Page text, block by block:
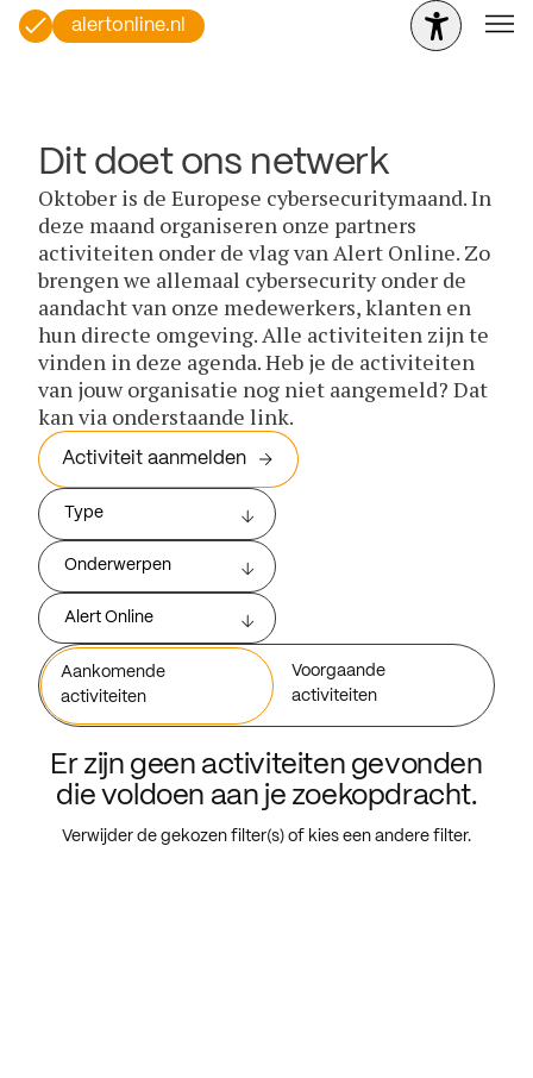
alertonline.nl
Dit doet ons netwerk
Oktober is de Europese cybersecuritymaand. In
deze maand organiseren onze partners
activiteiten onder de vlag van Alert Online. Zo
brengen we allemaal cybersecurity onder de
aandacht van onze medewerkers, klanten en
hun directe omgeving. Alle activiteiten zijn te
vinden in deze agenda. Heb je de activiteiten
van jouw organisatie nog niet aangemeld? Dat
kan via onderstaande link.
Activiteit aanmelden
Type
Onderwerpen
Alert Online
Aankomende
activiteiten
Voorgaande
activiteiten
Er zijn geen activiteiten gevonden
die voldoen aan je zoekopdracht.
Verwijder de gekozen filter(s) of kies een andere filter.